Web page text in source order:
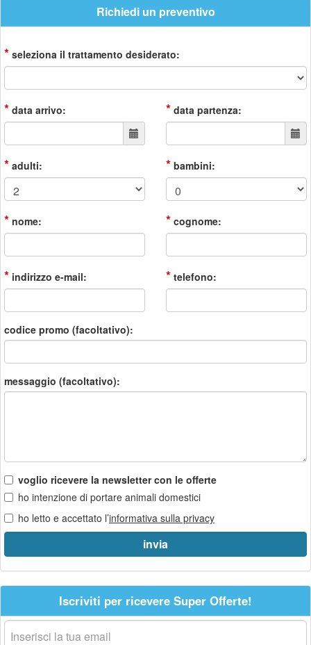
Richiedi un preventivo
* seleziona il trattamento desiderato:
* data arrivo: * data partenza:
* adulti: * bambini:
* nome: * cognome:
* indirizzo e-mail: * telefono:
codice promo (facoltativo):
messaggio (facoltativo):
voglio ricevere la newsletter con le offerte
ho intenzione di portare animali domestici
ho letto e accettato l’informativa sulla privacy
Iscriviti per ricevere Super Offerte!
La
tua